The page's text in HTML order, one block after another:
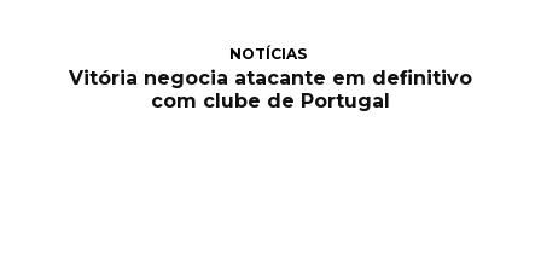
NOTÍCIAS
Vitória negocia atacante em definitivo
com clube de Portugal